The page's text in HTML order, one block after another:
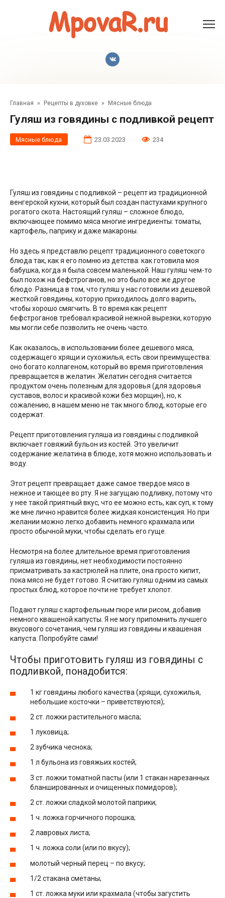
Главная » Рецепты в духовке » Мясные блюда
Гуляш из говядины с подливкой рецепт
Мясные блюда 23.03.2023 234
Гуляш из говядины с подливкой – рецепт из традиционной
венгерской кухни, который был создан пастухами крупного
рогатого скота. Настоящий гуляш – сложное блюдо,
включающее помимо мяса многие ингредиенты: томаты,
картофель, паприку и даже макароны.
Но здесь я представлю рецепт традиционного советского
блюда так, как я его помню из детства: как готовила моя
бабушка, когда я была совсем маленькой. Наш гуляш чем-то
был похож на бефстроганов, но это было все же другое
блюдо. Разница в том, что гуляш у нас готовили из дешевой
жесткой говядины, которую приходилось долго варить,
чтобы хорошо смягчить. В то время как рецепт
бефстроганов требовал красивой нежной вырезки, которую
мы могли себе позволить не очень часто.
Как оказалось, в использовании более дешевого мяса,
содержащего хрящи и сухожилья, есть свои преимущества:
оно богато коллагеном, который во время приготовления
превращается в желатин. Желатин сегодня считается
продуктом очень полезным для здоровья (для здоровья
суставов, волос и красивой кожи без морщин), но, к
сожалению, в нашем меню не так много блюд, которые его
содержат.
Рецепт приготовления гуляша из говядины с подливкой
включает говяжий бульон из костей. Это увеличит
содержание желатина в блюде, хотя можно использовать и
воду.
Этот рецепт превращает даже самое твердое мясо в
нежное и тающее во рту. Я не загущаю подливку, потому что
у нее такой приятный вкус, что ее можно есть, как суп, к тому
же мне лично нравится более жидкая консистенция. Но при
желании можно легко добавить немного крахмала или
просто обычной муки, чтобы сделать его гуще.
Несмотря на более длительное время приготовления
гуляша из говядины, нет необходимости постоянно
присматривать за кастрюлей на плите, она просто кипит,
пока мясо не будет готово. Я считаю гуляш одним из самых
простых блюд, которое почти не требует хлопот.
Подают гуляш с картофельным пюре или рисом, добавив
немного квашеной капусты. Я не могу припомнить лучшего
вкусового сочетания, чем гуляш из говядины и квашеная
капуста. Попробуйте сами!
Чтобы приготовить гуляш из говядины с
подливкой, понадобится:
1 кг говядины любого качества (хрящи, сухожилья,
небольшие косточки – приветствуются);
2 ст. ложки растительного масла;
1 луковица;
2 зубчика чеснока;
1 л бульона из говяжьих костей;
3 ст. ложки томатной пасты (или 1 стакан нарезанных
бланшированных и очищенных помидоров);
2 ст. ложки сладкой молотой паприки;
1 ч. ложка горчичного порошка;
2 лавровых листа;
1 ч. ложка соли (или по вкусу);
молотый черный перец – по вкусу;
1/2 стакана сметаны;
1 ст. ложка муки или крахмала (чтобы загустить